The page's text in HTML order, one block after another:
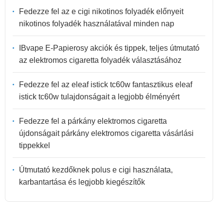
Fedezze fel az e cigi nikotinos folyadék előnyeit
nikotinos folyadék használatával minden nap
IBvape E-Papierosy akciók és tippek, teljes útmutató
az elektromos cigaretta folyadék választásához
Fedezze fel az eleaf istick tc60w fantasztikus eleaf
istick tc60w tulajdonságait a legjobb élményért
Fedezze fel a párkány elektromos cigaretta
újdonságait párkány elektromos cigaretta vásárlási
tippekkel
Útmutató kezdőknek polus e cigi használata,
karbantartása és legjobb kiegészítők